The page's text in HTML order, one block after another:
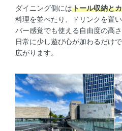
ダイニング側にはトール収納と
料理を並べたり、ドリンクを置
バー感覚でも使える自由度の高さ
日常に少し遊び心が加わるだけ
広がります。